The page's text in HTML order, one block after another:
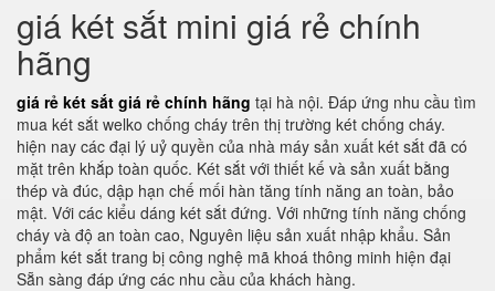
giá két sắt mini giá rẻ chính
hãng
giá rẻ két sắt giá rẻ chính hãng tại hà nội. Đáp ứng nhu cầu tìm
mua két sắt welko chống cháy trên thị trường két chống cháy.
hiện nay các đại lý uỷ quyền của nhà máy sản xuất két sắt đã có
mặt trên khắp toàn quốc. Két sắt với thiết kế và sản xuất bằng
thép và đúc, dập hạn chế mối hàn tăng tính năng an toàn, bảo
mật. Với các kiểu dáng két sắt đứng. Với những tính năng chống
cháy và độ an toàn cao, Nguyên liệu sản xuất nhập khẩu. Sản
phẩm két sắt trang bị công nghệ mã khoá thông minh hiện đại
Sẵn sàng đáp ứng các nhu cầu của khách hàng.